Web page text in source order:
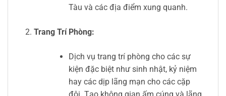
Tàu và các địa điểm xung quanh.
Trang Trí Phòng:
Dịch vụ trang trí phòng cho các sự
kiện đặc biệt như sinh nhật, kỷ niệm
hay các dịp lãng mạn cho các cặp